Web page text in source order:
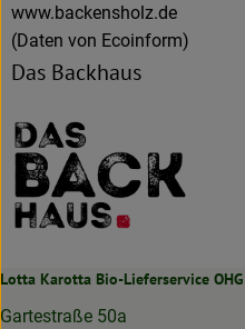
www.backensholz.de
(Daten von Ecoinform)
Das Backhaus
Lotta Karotta Bio-Lieferservice OHG
Gartestraße 50a